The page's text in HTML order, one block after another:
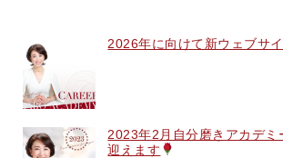
2026年に向けて新ウェブサ
2023年2月自分磨きアカデミ
迎えます